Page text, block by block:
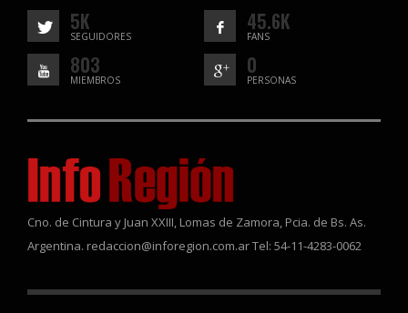
5K
SEGUIDORES
45.6K
FANS
803
MIEMBROS
0
PERSONAS
Cno. de Cintura y Juan XXIII, Lomas de Zamora, Pcia. de Bs. As.
Argentina. redaccion@inforegion.com.ar Tel: 54-11-4283-0062